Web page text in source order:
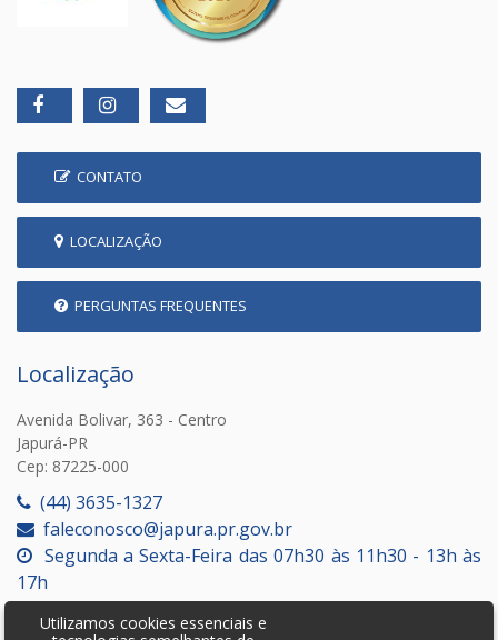
CONTATO
LOCALIZAÇÃO
PERGUNTAS FREQUENTES
Localização
Avenida Bolivar, 363 - Centro
Japurá-PR
Cep: 87225-000
(44) 3635-1327
faleconosco@japura.pr.gov.br
Segunda a Sexta-Feira das 07h30 às 11h30 - 13h às
17h
Utilizamos cookies essenciais e